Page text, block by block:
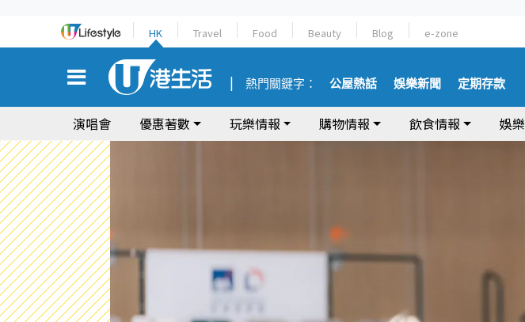
HK Travel Food Beauty Blog e-zone
熱門關鍵字： 公屋熱話 娛樂新聞 定期存款
演唱會 優惠著數 玩樂情報 購物情報 飲食情報 娛樂